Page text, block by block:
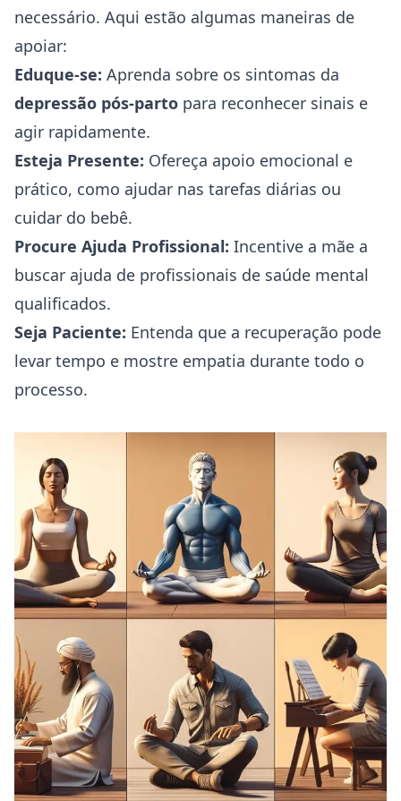
necessário. Aqui estão algumas maneiras de
apoiar:
Eduque-se: Aprenda sobre os sintomas da
depressão pós-parto para reconhecer sinais e
agir rapidamente.
Esteja Presente: Ofereça apoio emocional e
prático, como ajudar nas tarefas diárias ou
cuidar do bebê.
Procure Ajuda Profissional: Incentive a mãe a
buscar ajuda de profissionais de saúde mental
qualificados.
Seja Paciente: Entenda que a recuperação pode
levar tempo e mostre empatia durante todo o
processo.